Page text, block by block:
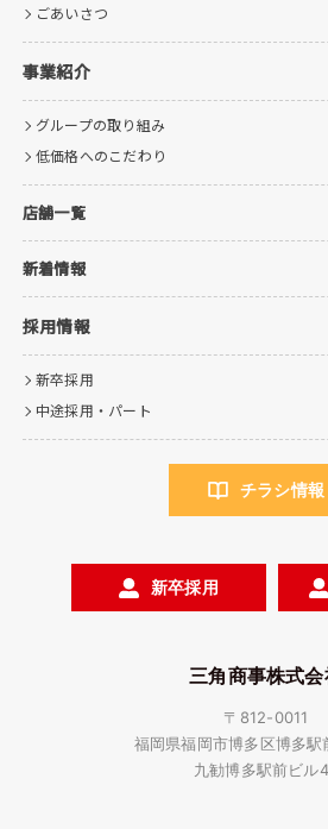
ごあいさつ
事業紹介
グループの取り組み
低価格へのこだわり
店舗一覧
新着情報
採用情報
新卒採用
中途採用・パート
チラシ情報
新卒採用
三角商事株式
〒812-0011
福岡県福岡市博多区博多
九勧博多駅前ビル